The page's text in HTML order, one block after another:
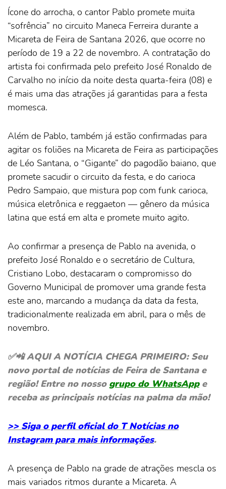
Ícone do arrocha, o cantor Pablo promete muita
“sofrência” no circuito Maneca Ferreira durante a
Micareta de Feira de Santana 2026, que ocorre no
período de 19 a 22 de novembro. A contratação do
artista foi confirmada pelo prefeito José Ronaldo de
Carvalho no início da noite desta quarta-feira (08) e
é mais uma das atrações já garantidas para a festa
momesca.
Além de Pablo, também já estão confirmadas para
agitar os foliões na Micareta de Feira as participações
de Léo Santana, o “Gigante” do pagodão baiano, que
promete sacudir o circuito da festa, e do carioca
Pedro Sampaio, que mistura pop com funk carioca,
música eletrônica e reggaeton — gênero da música
latina que está em alta e promete muito agito.
Ao confirmar a presença de Pablo na avenida, o
prefeito José Ronaldo e o secretário de Cultura,
Cristiano Lobo, destacaram o compromisso do
Governo Municipal de promover uma grande festa
este ano, marcando a mudança da data da festa,
tradicionalmente realizada em abril, para o mês de
novembro.
✅📲 AQUI A NOTÍCIA CHEGA PRIMEIRO: Seu
novo portal de notícias de Feira de Santana e
região! Entre no nosso grupo do WhatsAppe
receba as principais notícias na palma da mão!
>> Siga o perfil oficial do T Notícias no
Instagram para mais informações.
A presença de Pablo na grade de atrações mescla os
mais variados ritmos durante a Micareta. A